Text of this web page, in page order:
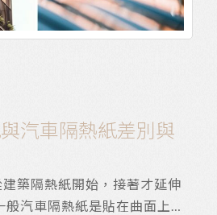
汽車隔熱紙差別與
築隔熱紙開始，接著才延伸
汽車隔熱紙是貼在曲面上所